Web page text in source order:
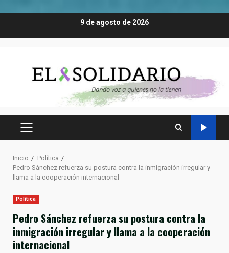
9 de agosto de 2026
MENÚ
Inicio
Política
Pedro Sánchez refuerza su postura contra la inmigración irregular y
llama a la cooperación internacional
Política
Pedro Sánchez refuerza su postura contra la
inmigración irregular y llama a la cooperación
internacional